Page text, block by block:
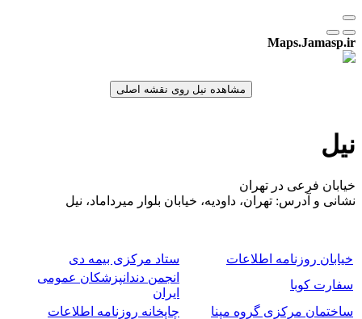
Maps.Jamasp.ir
نیل
خیابان فرعی در تهران
نشانی و آدرس: تهران، داودیه، خیابان بلوار میرداماد، نیل
خیابان روزنامه اطلاعات
ستاد مرکزی بیمه دی
سفارت کوبا
انجمن دندانپزشکان عمومی
ایران
ساختمان مرکزی گروه مپنا
چاپخانه روزنامه اطلاعات